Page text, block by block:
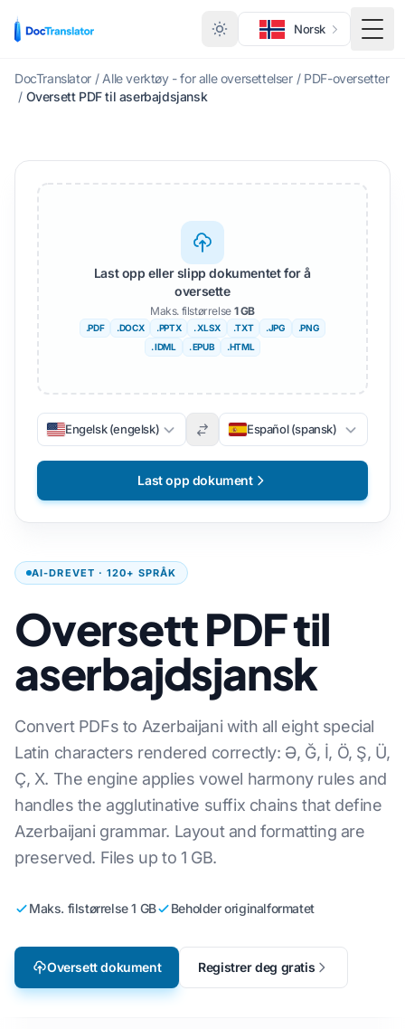
Norsk
DocTranslator / Alle verktøy - for alle oversettelser / PDF-oversetter
/ Oversett PDF til aserbajdsjansk
AI-DREVET · 120+ SPRÅK
Oversett PDF til
aserbajdsjansk
Convert PDFs to Azerbaijani with all eight special
Latin characters rendered correctly: Ə, Ğ, İ, Ö, Ş, Ü,
Ç, X. The engine applies vowel harmony rules and
handles the agglutinative suffix chains that define
Azerbaijani grammar. Layout and formatting are
preserved. Files up to 1 GB.
Maks. filstørrelse 1 GB Beholder originalformatet
Oversett dokument Registrer deg gratis
Last opp eller slipp dokumentet for å
oversette
Maks. filstørrelse 1 GB
.PDF .DOCX .PPTX . XLSX .TXT .JPG
.PNG
. IDML
. EPUB .HTML
Engelsk (engelsk) Español (spansk)
Last opp dokument